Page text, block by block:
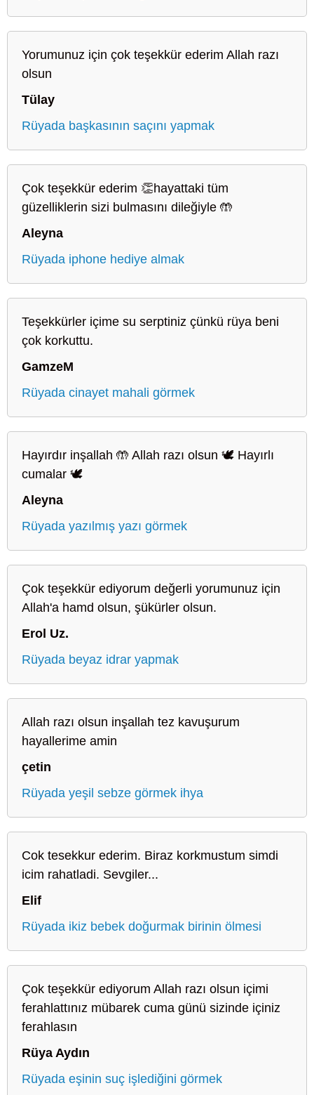
Yorumunuz için çok teşekkür ederim Allah razı
olsun
Tülay
Rüyada başkasının saçını yapmak
Çok teşekkür ederim 👏hayattaki tüm
güzelliklerin sizi bulmasını dileğiyle 🤲
Aleyna
Rüyada iphone hediye almak
Teşekkürler içime su serptiniz çünkü rüya beni
çok korkuttu.
GamzeM
Rüyada cinayet mahali görmek
Hayırdır inşallah 🤲 Allah razı olsun 🕊️ Hayırlı
cumalar 🕊️
Aleyna
Rüyada yazılmış yazı görmek
Çok teşekkür ediyorum değerli yorumunuz için
Allah'a hamd olsun, şükürler olsun.
Erol Uz.
Rüyada beyaz idrar yapmak
Allah razı olsun inşallah tez kavuşurum
hayallerime amin
çetin
Rüyada yeşil sebze görmek ihya
Cok tesekkur ederim. Biraz korkmustum simdi
icim rahatladi. Sevgiler...
Elif
Rüyada ikiz bebek doğurmak birinin ölmesi
Çok teşekkür ediyorum Allah razı olsun içimi
ferahlattınız mübarek cuma günü sizinde içiniz
ferahlasın
Rüya Aydın
Rüyada eşinin suç işlediğini görmek